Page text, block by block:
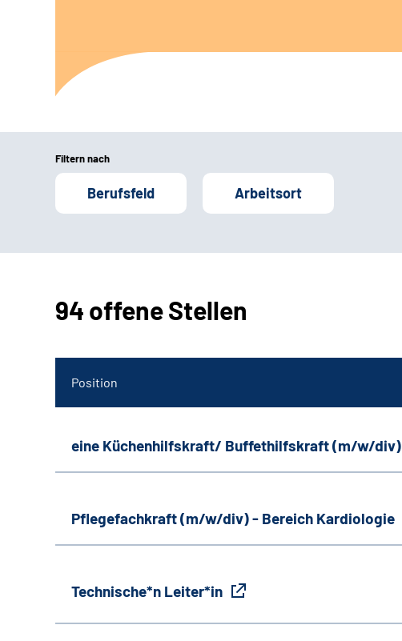
Filtern nach
Berufsfeld Arbeitsort
94 offene Stellen
Position
eine Küchenhilfskraft/ Buffethilfskraft (m/w/div)
Pflegefachkraft (m/w/div) - Bereich Kardiologie
Technische*n Leiter*in